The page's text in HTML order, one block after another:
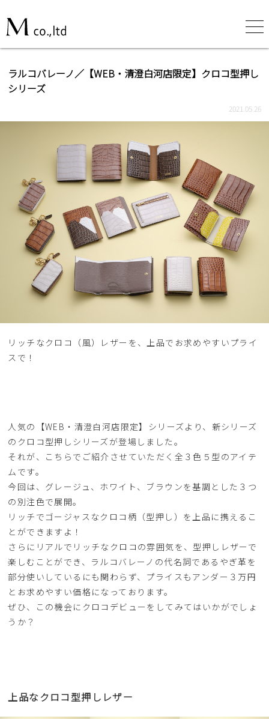
ラルコバレーノ／【WEB・清澄白河店限定】クロコ型押し
シリーズ
2021.05.26
リッチなクロコ（風）レザーを、上品でお求めやすいプライ
スで！
人気の【WEB・清澄白河店限定】シリーズより、新シリーズ
のクロコ型押しシリーズが登場しました。
それが、こちらでご紹介させていただく全３色５型のアイテ
ムです。
今回は、グレージュ、ホワイト、ブラウンを基調とした３つ
の別注色で展開。
リッチでゴージャスなクロコ柄（型押し）を上品に携えるこ
とができますよ！
さらにリアルでリッチなクロコの雰囲気を、型押しレザーで
楽しむことができ、ラルコバレーノの代名詞であるやぎ革を
部分使いしているにも関わらず、プライスもアンダー３万円
とお求めやすい価格になっております。
ぜひ、この機会にクロコデビューをしてみてはいかがでしょ
うか？
上品なクロコ型押しレザー